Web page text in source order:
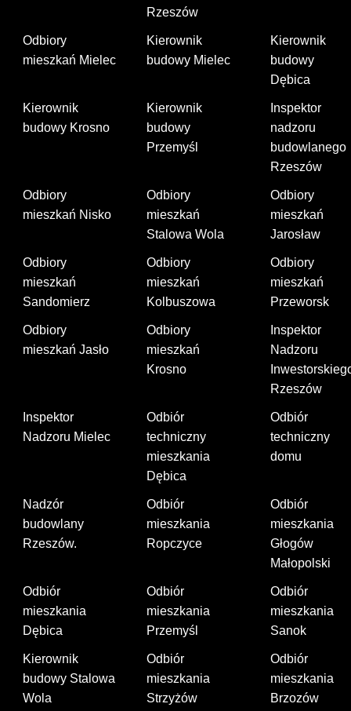
Rzeszów
Odbiory
mieszkań Mielec
Kierownik
budowy Mielec
Kierownik
budowy
Dębica
Kierownik
budowy Krosno
Kierownik
budowy
Przemyśl
Inspektor
nadzoru
budowlanego
Rzeszów
Odbiory
mieszkań Nisko
Odbiory
mieszkań
Stalowa Wola
Odbiory
mieszkań
Jarosław
Odbiory
mieszkań
Sandomierz
Odbiory
mieszkań
Kolbuszowa
Odbiory
mieszkań
Przeworsk
Odbiory
mieszkań Jasło
Odbiory
mieszkań
Krosno
Inspektor
Nadzoru
Rzeszów
Inspektor
Nadzoru Mielec
Odbiór
techniczny
mieszkania
Dębica
Odbiór
techniczny
domu
Nadzór
budowlany
Rzeszów.
Odbiór
mieszkania
Ropczyce
Odbiór
mieszkania
Głogów
Małopolski
Odbiór
mieszkania
Dębica
Odbiór
mieszkania
Przemyśl
Odbiór
mieszkania
Sanok
Kierownik
budowy Stalowa
Wola
Odbiór
mieszkania
Strzyżów
Odbiór
mieszkania
Brzozów